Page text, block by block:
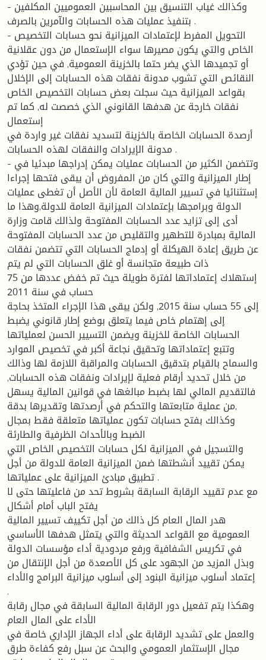
- وكذالك غياب التنسيق بين المحاسبين العموميين المكلفين
بتنفيذ عمليات هذه الحسابات والآمرين بالصرف .
- التحويل المفرط لإعتمادات الميزانية نحو حسابات التخصيص
الخاص والتي يكون مصيرها سواء الإستعمال من دون عقلانية
أو تجميدها الذي يضر حتما بالخزينة العمومية, في حين تؤدي
النقائص التي تشوب مدونة نفقات هذه الحسابات إلى الإخلال
بقواعد الميزانية حيث سجلت بعض حسابات التخصيص الخاص
نفقات خارجة عن هدفها القانوني الذي خصصت له, كما تم
إستعمال
أرصدة الحسابات الخاصة بالخزينة لتسديد نفقات غير واردة في
مدونة الإيرادات والنفقات لهذه الحسابات .
- وتتضمن الكثير من الحسابات عمليات يمكن إدراجها مبدئيا في
إطار الميزانية والتي كان من المفروض أن يبقى فتحها إجراءا
إستثنائيا في تسيير المالية العامة لأن الأصل أن تغطى عمليات
الدولة وبرامجها بإعتمادات الميزانية العامة للدولة,وهذا ما
أدى إلى تزايد عدد الحسابات المفتوحة ولذالك قامت وزارة
المالية بمبادرة للتطهير والتقليص من عدد الحسابات المفتوحة
عن طريق إعادة الهيكلة أو إدماج الحسابات التي تتضمن نفقات
ذات طبيعة متجانسة أو غلق الحسابات التي لم يتم
إستهلاك إعتماداتها لفترة طويلة حيث تم خفض عددها من 75
حساب في سنة 2011
إلى 55 حساب سنة 2015, ولكن يبقى هذا الإجراء المتخذ بحاجة
إلى إهتمام خاص فيما يتعلق بوضع إطار قانوني يضبط
الحسابات الخاصة للخزينة ويضمن التسيير الحسن لعملياتها
وتتبع إعتماداتها وتحقيق نجاعة أكبر في تخصيص الموارد
والسماح بالقيام بتدقيق الحسابات والمراقبة اللازمة لها وذالك
من خلال تحديد أرقام فعلية لإيرادات ونفقات هذه الحسابات,
فالتقديم المالي لها بضبط مبالغها في قوانين المالية يسهل
من عملية متابعتها والتحكم في أرصدتها وتقديرها بدقة,
وكذالك بفتح حسابات تكون عملياتها متعلقة فقط بمجال
الضبط وبالأحداث الظرفية والطارئة
والتسجيل في الميزانية لكل حسابات التخصيص الخاص التي
يمكن تقييد أنشطتها ضمن الميزانية العامة للدولة من أجل
تطبيق مبادئ الميزانية على عملياتها .
مع عدم تقييد الرقابة السابقة بشروط تحد من فاعليتها حتى لا
يفتح الباب أمام أشكال
هدر المال العام كل ذالك من أجل تكييف تسيير المالية
العمومية مع القواعد الحديثة والتي يتمثل هدفها الأساسي
في تكريس الشفافية ورفع مردودية أداء مؤسسات الدولة
وبذل المزيد من الجهود على كل الأصعدة من أجل الإنتقال من
إعتماد أسلوب ميزانية البنود إلى أسلوب ميزانية البرامج والأداء
.
وهكذا يتم تفعيل دور الرقابة المالية السابقة في مجال رقابة
الأداء على المال العام
والعمل على تشديد الرقابة على أداء الجهاز الإداري خاصة في
مجال الإستثمار العمومي والبحث عن سبل رفع كفاءة طرق